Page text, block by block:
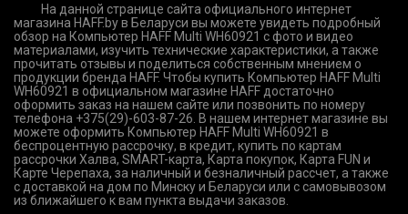
На данной странице сайта официального интернет
магазина HAFF.by в Беларуси вы можете увидеть подробный
обзор на Компьютер HAFF Multi WH60921 с фото и видео
материалами, изучить технические характеристики, а также
прочитать отзывы и поделиться собственным мнением о
продукции бренда HAFF. Чтобы купить Компьютер HAFF Multi
WH60921 в официальном магазине HAFF достаточно
оформить заказ на нашем сайте или позвонить по номеру
телефона +375(29)-603-87-26. В нашем интернет магазине вы
можете оформить Компьютер HAFF Multi WH60921 в
беспроцентную рассрочку, в кредит, купить по картам
рассрочки Халва, SMART-карта, Карта покупок, Карта FUN и
Карте Черепаха, за наличный и безналичный рассчет, а также
с доставкой на дом по Минску и Беларуси или с самовывозом
из ближайшего к вам пункта выдачи заказов.